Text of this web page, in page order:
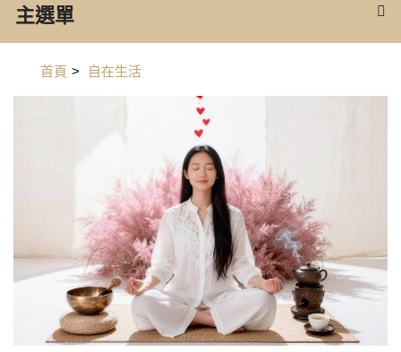
主選單
首頁 > 自在生活